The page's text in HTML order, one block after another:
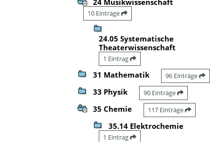
10 Einträge
24.05 Systematische
Theaterwissenschaft
1 Eintrag
31 Mathematik 96 Einträge
33 Physik 90 Einträge
35 Chemie 117 Einträge
35.14 Elektrochemie
1 Eintrag